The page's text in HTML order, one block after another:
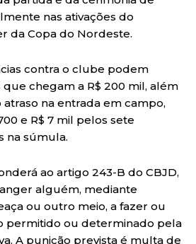
nas ativações do
da Copa do Nordeste.
contra o clube podem
chegam a R$ 200 mil, além
na entrada em campo,
e R$ 7 mil pelos sete
na súmula.
ao artigo 243-B do CBJD,
alguém, mediante
ou outro meio, a fazer ou
permitido ou determinado pela
A punição prevista é multa de